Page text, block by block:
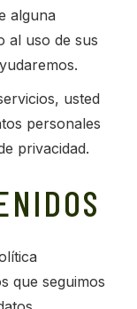
alguna
al uso de sus
usted
personales
privacidad.
que seguimos